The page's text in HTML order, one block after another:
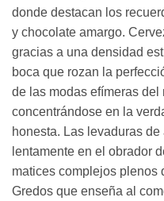
donde destacan los
y chocolate amargo.
gracias a una densidad
boca que rozan la
de las modas efímeras del
concentrándose en la
honesta. Las levaduras
lentamente en el obrador
matices complejos plenos
Gredos que enseña al